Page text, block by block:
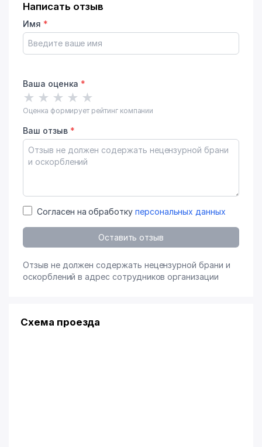
Написать отзыв
Имя *
Ваша оценка *
★ ★ ★ ★ ★
Оценка формирует рейтинг компании
Ваш отзыв *
Согласен на обработку персональных данных
Оставить отзыв
Отзыв не должен содержать нецензурной брани и
оскорблений в адрес сотрудников организации
Схема проезда